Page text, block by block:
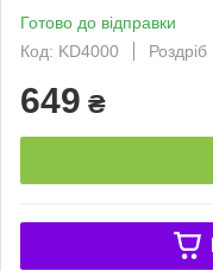
Готово до відправки
Код: KD4000
Роздріб
649 ₴